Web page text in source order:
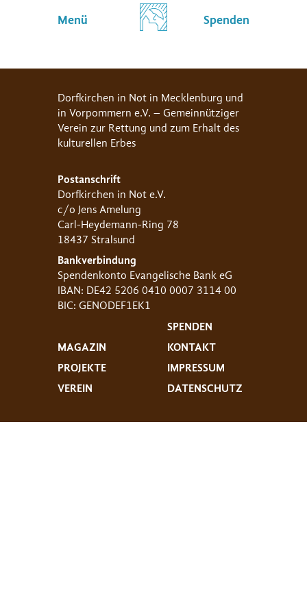
Menü Spenden
Dorfkirchen in Not in Mecklenburg und
in Vorpommern e.V. – Gemeinnütziger
Verein zur Rettung und zum Erhalt des
kulturellen Erbes
Postanschrift
Dorfkirchen in Not e.V.
c/o Jens Amelung
Carl-Heydemann-Ring 78
18437 Stralsund
Bankverbindung
Spendenkonto Evangelische Bank eG
IBAN: DE42 5206 0410 0007 3114 00
BIC: GENODEF1EK1
MAGAZIN
PROJEKTE
VEREIN
SPENDEN
KONTAKT
IMPRESSUM
DATENSCHUTZ